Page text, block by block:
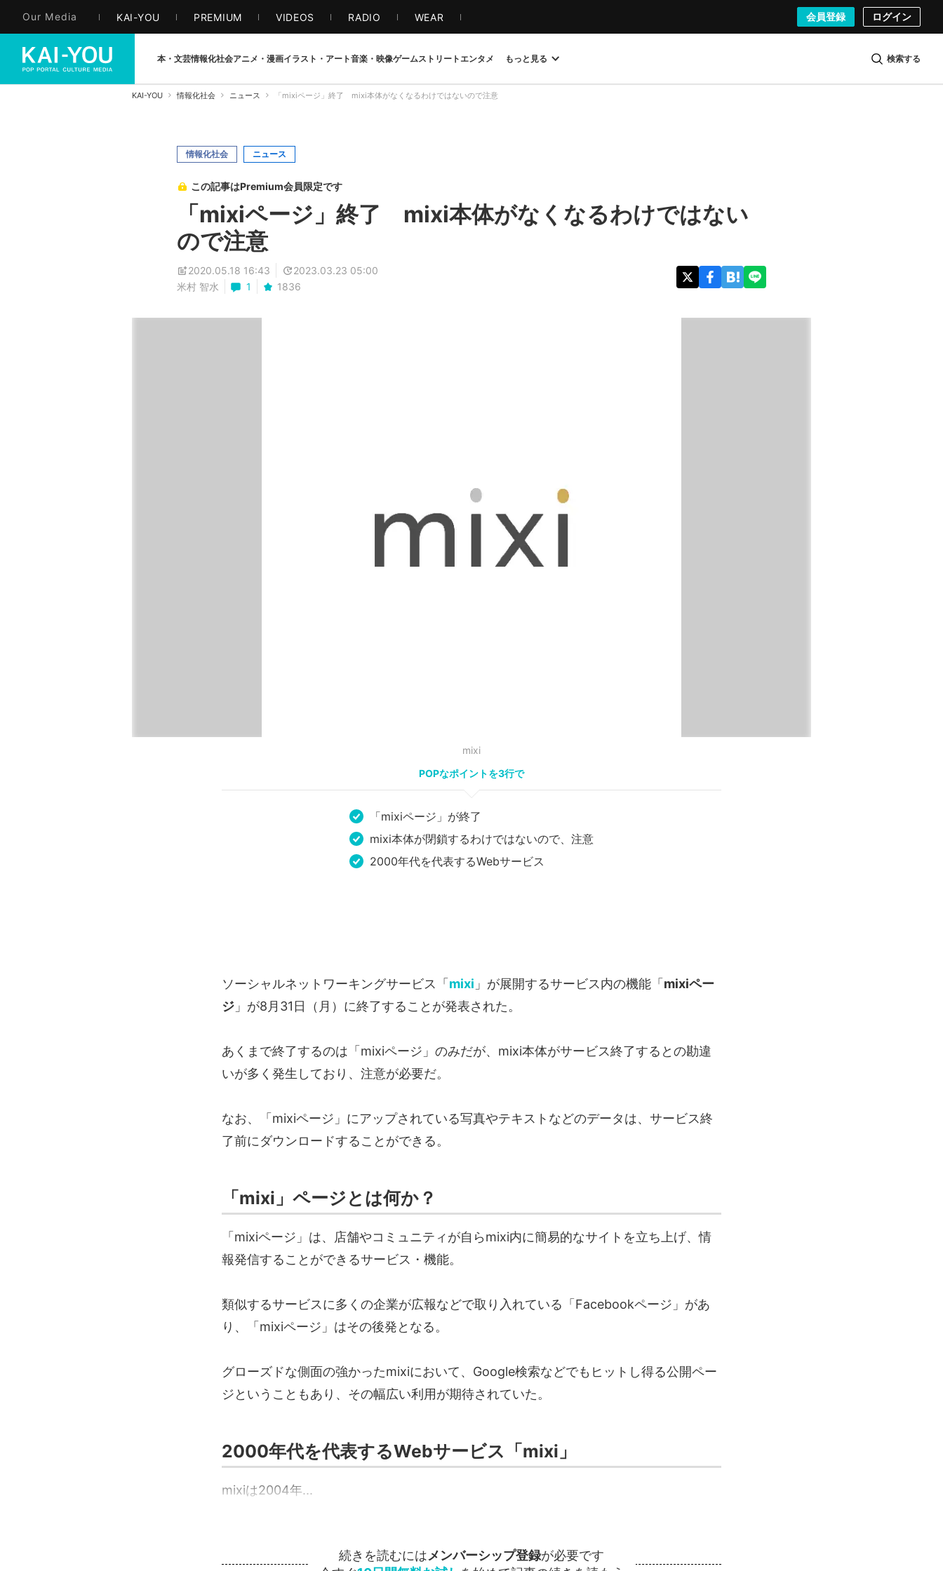
Our Media KAI-YOU PREMIUM VIDEOS RADIO WEAR 会員登録 ログイン
本・文芸情報化社会アニメ・漫画イラスト・アート音楽・映像ゲームストリート エンタメ もっと見る 検索する
KAI-YOU 情報化社会 ニュース 「mixiページ」終了 mixi本体がなくなるわけではないので注意
情報化社会 ニュース
この記事はPremium会員限定です
「mixiページ」終了 mixi本体がなくなるわけではない
ので注意
2020.05.18 16:43
2023.03.23 05:00
米村 智水
1 1836
mixi
POPなポイントを3行で
「mixiページ」が終了
mixi本体が閉鎖するわけではないので、注意
2000年代を代表するWebサービス
ソーシャルネットワーキングサービス「 mixi 」が展開するサービス内の機能「 mixiペー
ジ 」が8月31日（月）に終了することが発表された。
あくまで終了するのは「mixiページ」のみだが、mixi本体がサービス終了するとの勘違
いが多く発生しており、注意が必要だ。
なお、「mixiページ」にアップされている写真やテキストなどのデータは、サービス終
了前にダウンロードすることができる。
「mixi」ページとは何か？
「mixiページ」は、店舗やコミュニティが自らmixi内に簡易的なサイトを立ち上げ、情
報発信することができるサービス・機能。
類似するサービスに多くの企業が広報などで取り入れている「Facebookページ」があ
り、「mixiページ」はその後発となる。
グローズドな側面の強かったmixiにおいて、Google検索などでもヒットし得る公開ペー
ジということもあり、その幅広い利用が期待されていた。
2000年代を代表するWebサービス「mixi」
mixiは2004年...
続きを読むにはメンバーシップ登録が必要です